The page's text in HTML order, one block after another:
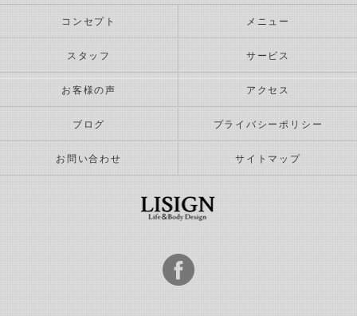
コンセプト メニュー
スタッフ サービス
お客様の声 アクセス
ブログ プライバシーポリシー
お問い合わせ サイトマップ